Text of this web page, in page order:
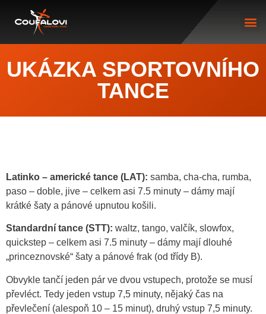
UKÁZKA SPORTOVNÍHO
TANCE
Latinko – americké tance (LAT): samba, cha-cha, rumba,
paso – doble, jive – celkem asi 7.5 minuty – dámy mají
krátké šaty a pánové upnutou košili.
Standardní tance (STT): waltz, tango, valčík, slowfox,
quickstep – celkem asi 7.5 minuty – dámy mají dlouhé
„princeznovské“ šaty a pánové frak (od třídy B).
Obvykle tančí jeden pár ve dvou vstupech, protože se musí
převléct. Tedy jeden vstup 7,5 minuty, nějaký čas na
převlečení (alespoň 10 – 15 minut), druhý vstup 7,5 minuty.